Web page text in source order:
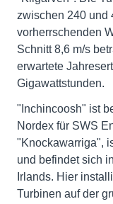
zwischen 240 und
vorherrschenden
Schnitt 8,6 m/s
erwartete
Gigawattstunden.
"Inchincoosh" ist
Nordex für SWS
"Knockawarriga",
und befindet sich
Irlands. Hier
Turbinen auf der